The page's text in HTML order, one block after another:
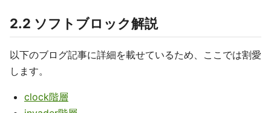
2.2 ソフトブロック解説
以下のブログ記事に詳細を載せているため、ここでは割愛
します。
clock階層